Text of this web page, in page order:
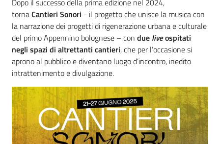
Dopo il successo della prima edizione nel 2024,
tornaCantieri Sonori - il progetto che unisce la musica con
la narrazione dei progetti di rigenerazione urbana e culturale
del primo Appennino bolognese – con due liveospitati
negli spazi di altrettanti cantieri, che per l’occasione si
aprono al pubblico e diventano luogo d’incontro, inedito
intrattenimento e divulgazione.